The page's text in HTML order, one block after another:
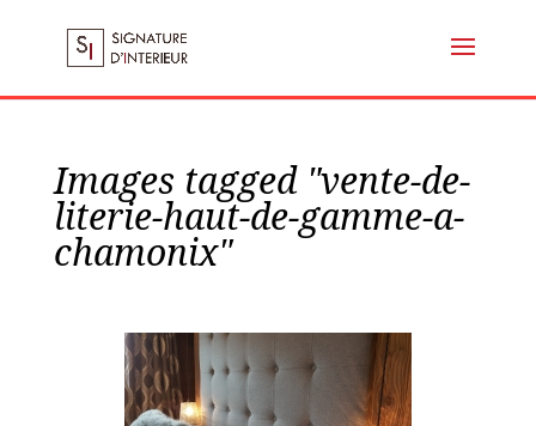
Images tagged "vente-de-
literie-haut-de-gamme-a-
chamonix"